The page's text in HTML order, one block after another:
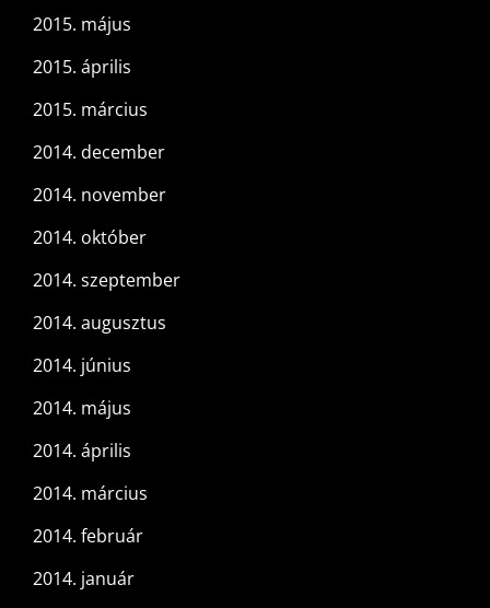
2015. május
2015. április
2015. március
2014. december
2014. november
2014. október
2014. szeptember
2014. augusztus
2014. június
2014. május
2014. április
2014. március
2014. február
2014. január